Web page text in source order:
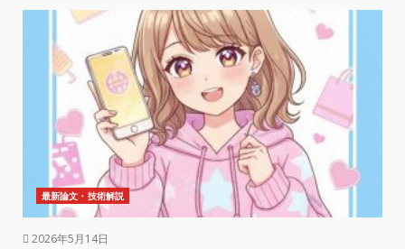
最新論文・技術解説
2026年5月14日